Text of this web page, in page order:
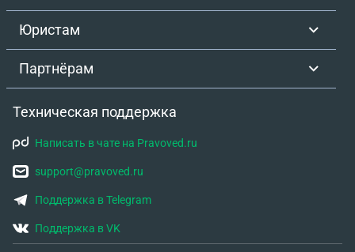
Юристам
Партнёрам
Техническая поддержка
Написать в чате на Pravoved.ru
support@pravoved.ru
Поддержка в Telegram
Поддержка в VK